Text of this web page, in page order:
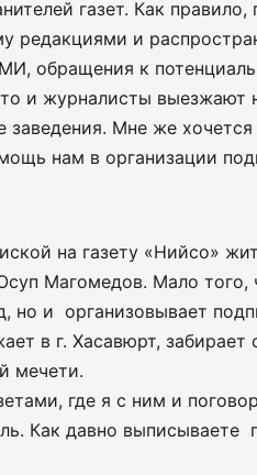
газет. Как правило,
редакциями и
обращения к
и журналисты выезжают
Мне же хочется
нам в организации
на газету «Нийсо»
Магомедов. Мало того,
но и организовывает
в г. Хасавюрт, забирает
мечети.
где я с ним и
Как давно выписываете